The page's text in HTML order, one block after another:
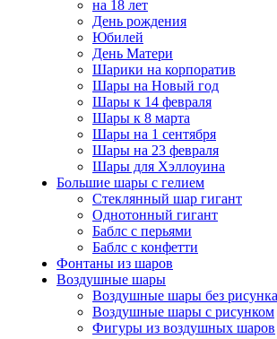
на 18 лет
День рождения
Юбилей
День Матери
Шарики на корпоратив
Шары на Новый год
Шары к 14 февраля
Шары к 8 марта
Шары на 1 сентября
Шары на 23 февраля
Шары для Хэллоуина
Большие шары с гелием
Стеклянный шар гигант
Однотонный гигант
Баблс с перьями
Баблс с конфетти
Фонтаны из шаров
Воздушные шары
Воздушные шары без рисунка
Воздушные шары с рисунком
Фигуры из воздушных шаров